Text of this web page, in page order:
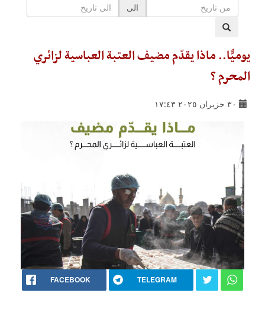
الى
يوميًّا.. ماذا يقدّم مضيف العتبة العباسية لزائري
المحرم ؟
٣٠ حزيران ٢٠٢٥ ١٧:٤٣
FACEBOOK TELEGRAM